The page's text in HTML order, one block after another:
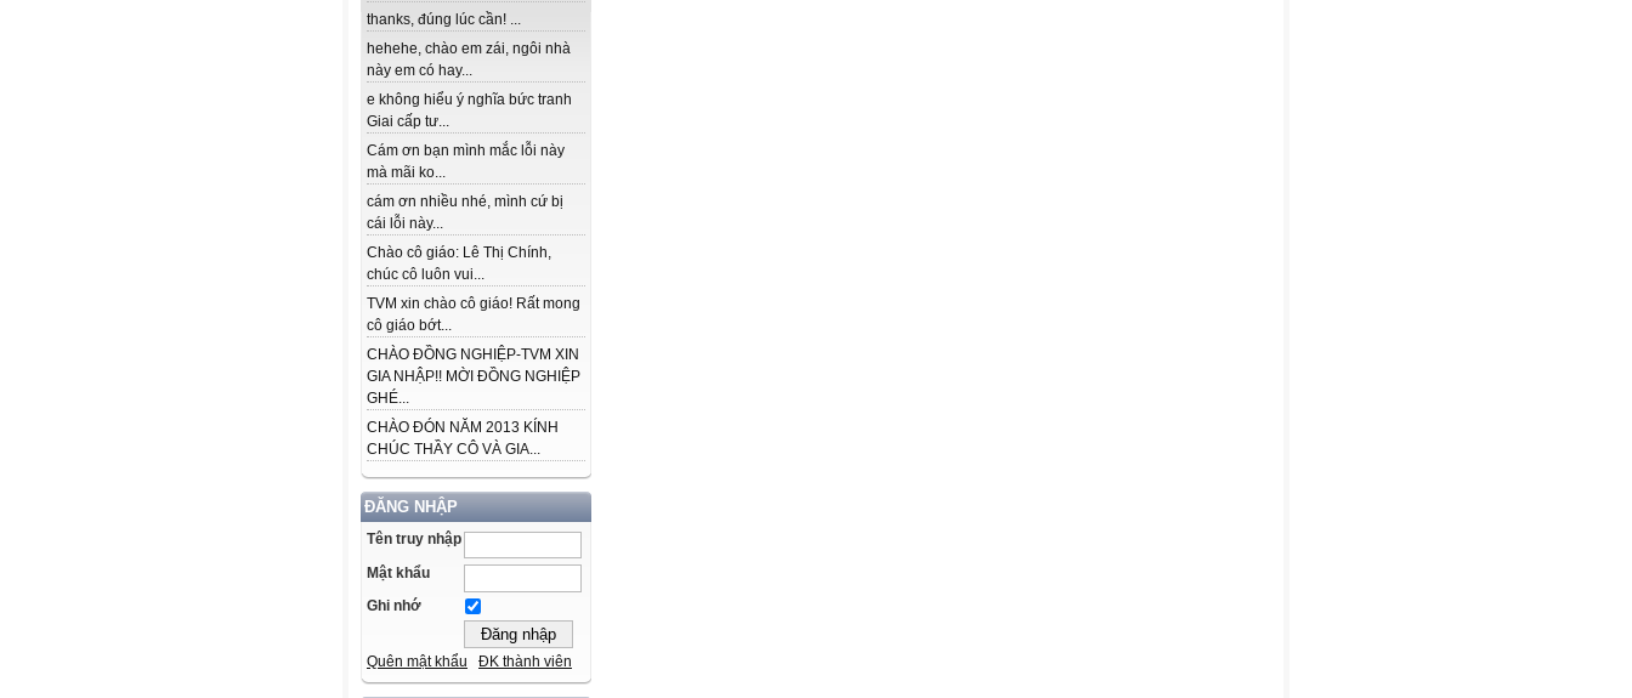
thanks, đúng lúc cần! ...
hehehe, chào em zái, ngôi nhà
này em có hay...
e không hiểu ý nghĩa bức tranh
Giai cấp tư...
Cám ơn bạn mình mắc lỗi này
mà mãi ko...
cám ơn nhiều nhé, mình cứ bị
cái lỗi này...
Chào cô giáo: Lê Thị Chính,
chúc cô luôn vui...
TVM xin chào cô giáo! Rất mong
cô giáo bớt...
CHÀO ĐỒNG NGHIỆP-TVM XIN
GIA NHẬP!! MỜI ĐỒNG NGHIỆP
GHÉ...
CHÀO ĐÓN NĂM 2013 KÍNH
CHÚC THẦY CÔ VÀ GIA...
ĐĂNG NHẬP
Tên truy nhập
Mật khẩu
Ghi nhớ
Quên mật khẩu ĐK thành viên